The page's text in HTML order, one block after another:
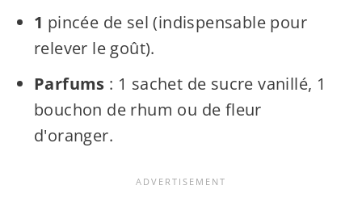
1 pincée de sel (indispensable pour
relever le goût).
Parfums : 1 sachet de sucre vanillé, 1
bouchon de rhum ou de fleur
d'oranger.